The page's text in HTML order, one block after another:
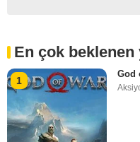
En çok
1
God